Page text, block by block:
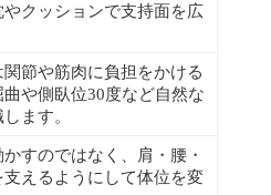
やクッションで支持面を広
節や筋肉に負担をかける
や側臥位30度など自然な
ます。
すのではなく、肩・腰・
支えるようにして体位を変